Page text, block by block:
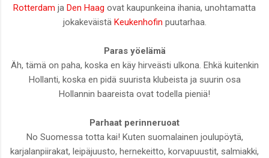
Rotterdam ja Den Haag ovat kaupunkeina ihania, unohtamatta
jokakeväistä Keukenhofin puutarhaa.
Paras yöelämä
Äh, tämä on paha, koska en käy hirveästi ulkona. Ehkä kuitenkin
Hollanti, koska en pidä suurista klubeista ja suurin osa
Hollannin baareista ovat todella pieniä!
Parhaat perinneruoat
No Suomessa totta kai! Kuten suomalainen joulupöytä,
karjalanpiirakat, leipäjuusto, hernekeitto, korvapuustit, salmiakki,